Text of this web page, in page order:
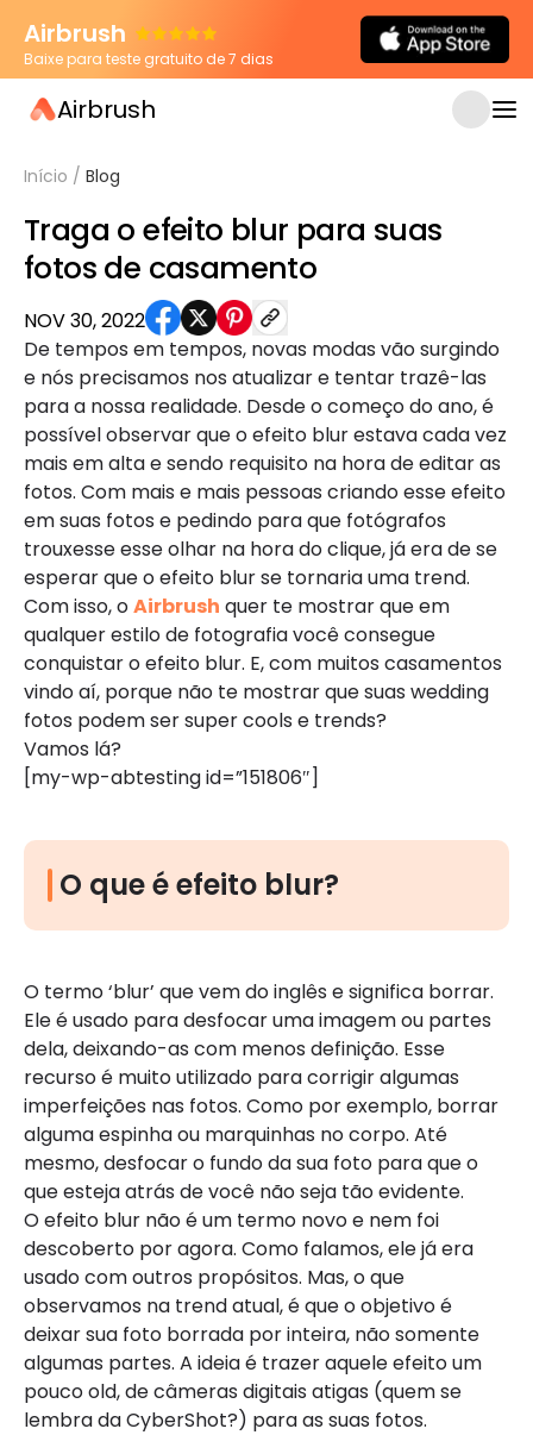
Airbrush
Baixe para teste gratuito de 7 dias
Airbrush
Início / Blog
Traga o efeito blur para suas
fotos de casamento
NOV 30, 2022
De tempos em tempos, novas modas vão surgindo
e nós precisamos nos atualizar e tentar trazê-las
para a nossa realidade. Desde o começo do ano, é
possível observar que o efeito blur estava cada vez
mais em alta e sendo requisito na hora de editar as
fotos. Com mais e mais pessoas criando esse efeito
em suas fotos e pedindo para que fotógrafos
trouxesse esse olhar na hora do clique, já era de se
esperar que o efeito blur se tornaria uma trend.
Com isso, oAirbrush quer te mostrar que em
qualquer estilo de fotografia você consegue
conquistar o efeito blur. E, com muitos casamentos
vindo aí, porque não te mostrar que suas wedding
fotos podem ser super cools e trends?
Vamos lá?
[my-wp-abtesting id=”151806″]
O que é efeito blur?
O termo ‘blur’ que vem do inglês e significa borrar.
Ele é usado para desfocar uma imagem ou partes
dela, deixando-as com menos definição. Esse
recurso é muito utilizado para corrigir algumas
imperfeições nas fotos. Como por exemplo, borrar
alguma espinha ou marquinhas no corpo. Até
mesmo, desfocar o fundo da sua foto para que o
que esteja atrás de você não seja tão evidente.
O efeito blur não é um termo novo e nem foi
descoberto por agora. Como falamos, ele já era
usado com outros propósitos. Mas, o que
observamos na trend atual, é que o objetivo é
deixar sua foto borrada por inteira, não somente
algumas partes. A ideia é trazer aquele efeito um
pouco old, de câmeras digitais atigas (quem se
lembra da CyberShot?) para as suas fotos.